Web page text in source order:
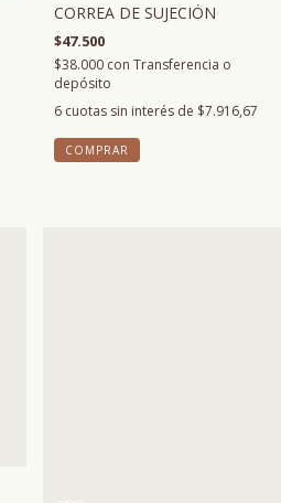
CORREA DE SUJECIÓN
$47.500
$38.000 con Transferencia o
depósito
6 cuotas sin interés de $7.916,67
COMPRAR